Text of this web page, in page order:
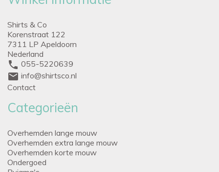
Shirts & Co
Korenstraat 122
7311 LP Apeldoorn
Nederland
phone 055-5220639
mail info@shirtsco.nl
Contact
Categorieën
Overhemden lange mouw
Overhemden extra lange mouw
Overhemden korte mouw
Ondergoed